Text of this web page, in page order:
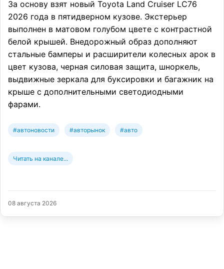
За основу взят новый Toyota Land Cruiser LC76
2026 года в пятидверном кузове. Экстерьер
выполнен в матовом голубом цвете с контрастной
белой крышей. Внедорожный образ дополняют
стальные бамперы и расширители колесных арок в
цвет кузова, черная силовая защита, шноркель,
выдвижные зеркала для буксировки и багажник на
крыше с дополнительными светодиодными
фарами.
#автоновости #авторынок #авто
Читать на канале...
08 августа 2026